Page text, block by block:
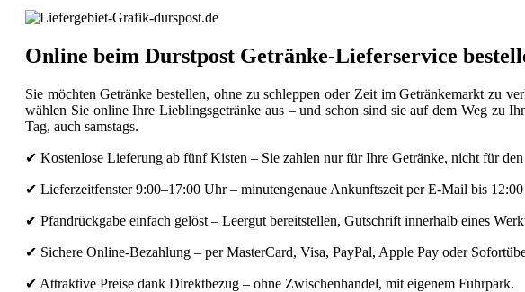
Online beim Durstpost Getränke-Lieferservice
Sie möchten Getränke bestellen, ohne zu schleppen oder Zeit im Getränkemarkt zu
wählen Sie online Ihre Lieblingsgetränke aus – und schon sind sie auf dem Weg zu
Tag, auch samstags.
✔ Kostenlose Lieferung ab fünf Kisten – Sie zahlen nur für Ihre Getränke, nicht für
✔ Lieferzeitfenster 9:00–17:00 Uhr – minutengenaue Ankunftszeit per E-Mail bis
✔ Pfandrückgabe einfach gelöst – Leergut bereitstellen, Gutschrift innerhalb eines
✔ Sichere Online-Bezahlung – per MasterCard, Visa, PayPal, Apple Pay oder
✔ Attraktive Preise dank Direktbezug – ohne Zwischenhandel, mit eigenem Fuhrpark.